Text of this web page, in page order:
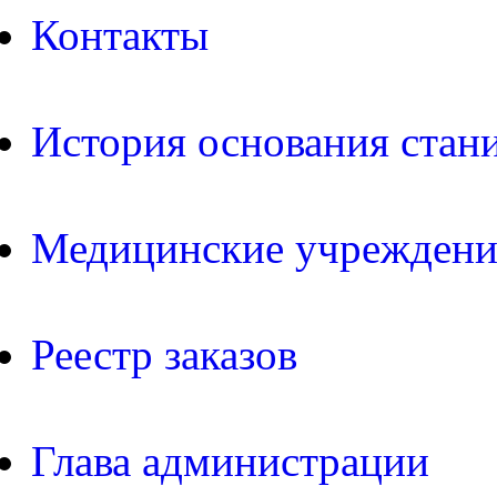
Контакты
История основания
Медицинские
Реестр заказов
Глава администрации